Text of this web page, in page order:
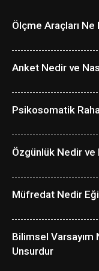
Ölçme Araçları
Anket Nedir ve
Psikosomatik
Özgünlük Nedir
Müfredat Nedir
Bilimsel
Unsurdur